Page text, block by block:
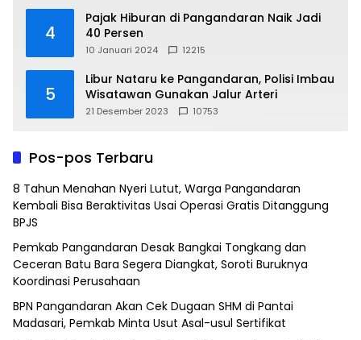
4
Pajak Hiburan di Pangandaran Naik Jadi
40 Persen
10 Januari 2024 12215
5
Libur Nataru ke Pangandaran, Polisi Imbau
Wisatawan Gunakan Jalur Arteri
21 Desember 2023 10753
Pos-pos Terbaru
8 Tahun Menahan Nyeri Lutut, Warga Pangandaran
Kembali Bisa Beraktivitas Usai Operasi Gratis Ditanggung
BPJS
Pemkab Pangandaran Desak Bangkai Tongkang dan
Ceceran Batu Bara Segera Diangkat, Soroti Buruknya
Koordinasi Perusahaan
BPN Pangandaran Akan Cek Dugaan SHM di Pantai
Madasari, Pemkab Minta Usut Asal-usul Sertifikat